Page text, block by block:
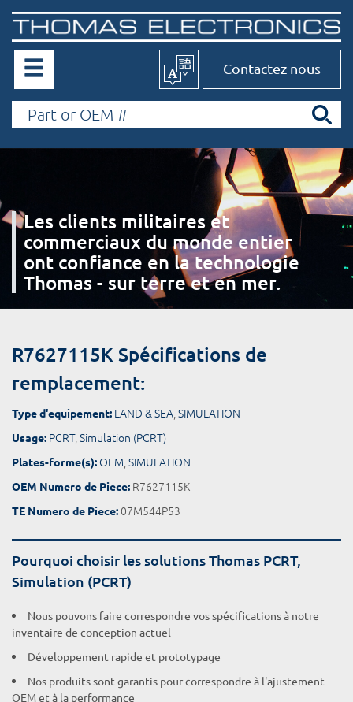
Contactez nous
Les clients militaires et
commerciaux du monde entier
ont confiance en la technologie
Thomas - sur terre et en mer.
R7627115K Spécifications de
remplacement:
Type d'equipement: LAND & SEA,SIMULATION
Usage: PCRT,Simulation (PCRT)
Plates-forme(s): OEM,SIMULATION
OEM Numero de Piece: R7627115K
TE Numero de Piece:07M544P53
Pourquoi choisir les solutions Thomas PCRT,
Simulation (PCRT)
Nous pouvons faire correspondre vos spécifications à notre
inventaire de conception actuel
Développement rapide et prototypage
Nos produits sont garantis pour correspondre à l'ajustement
OEM et à la performance